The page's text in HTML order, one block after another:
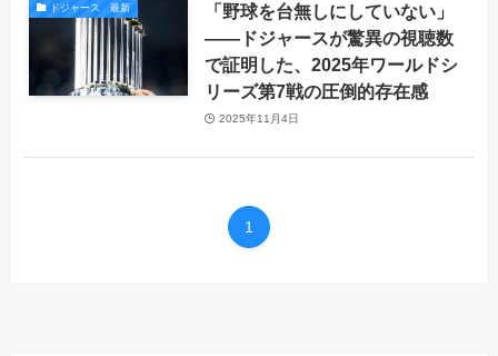
ドジャース 最新
「野球を台無しにしていない」
――ドジャースが驚異の視聴数
で証明した、2025年ワールドシ
リーズ第7戦の圧倒的存在感
2025年11月4日
1